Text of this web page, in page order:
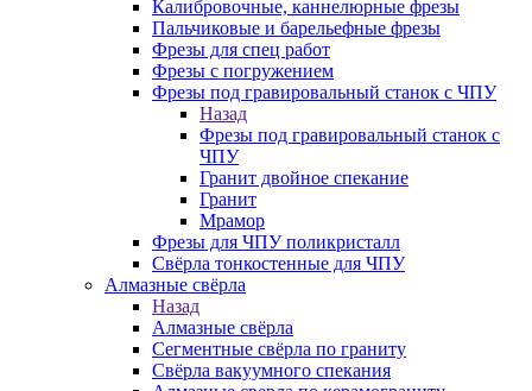
Калибровочные, каннелюрные фрезы
Пальчиковые и барельефные фрезы
Фрезы для спец работ
Фрезы с погружением
Фрезы под гравировальный станок с ЧПУ
Назад
Фрезы под гравировальный станок с
ЧПУ
Гранит двойное спекание
Гранит
Мрамор
Фрезы для ЧПУ поликристалл
Свёрла тонкостенные для ЧПУ
Алмазные свёрла
Назад
Алмазные свёрла
Сегментные свёрла по граниту
Свёрла вакуумного спекания